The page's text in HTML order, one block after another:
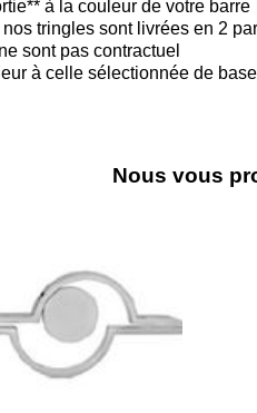
à la couleur de votre barre
tringles sont livrées en 2
sont pas contractuel
à celle sélectionnée de base
Nous vous